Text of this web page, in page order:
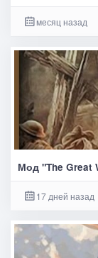
месяц назад
Мод "The Great
17 дней назад